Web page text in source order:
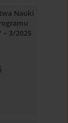
Nauki
– 3/2025